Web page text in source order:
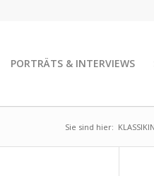
PORTRÄTS & INTERVIEWS
Sie sind hier: